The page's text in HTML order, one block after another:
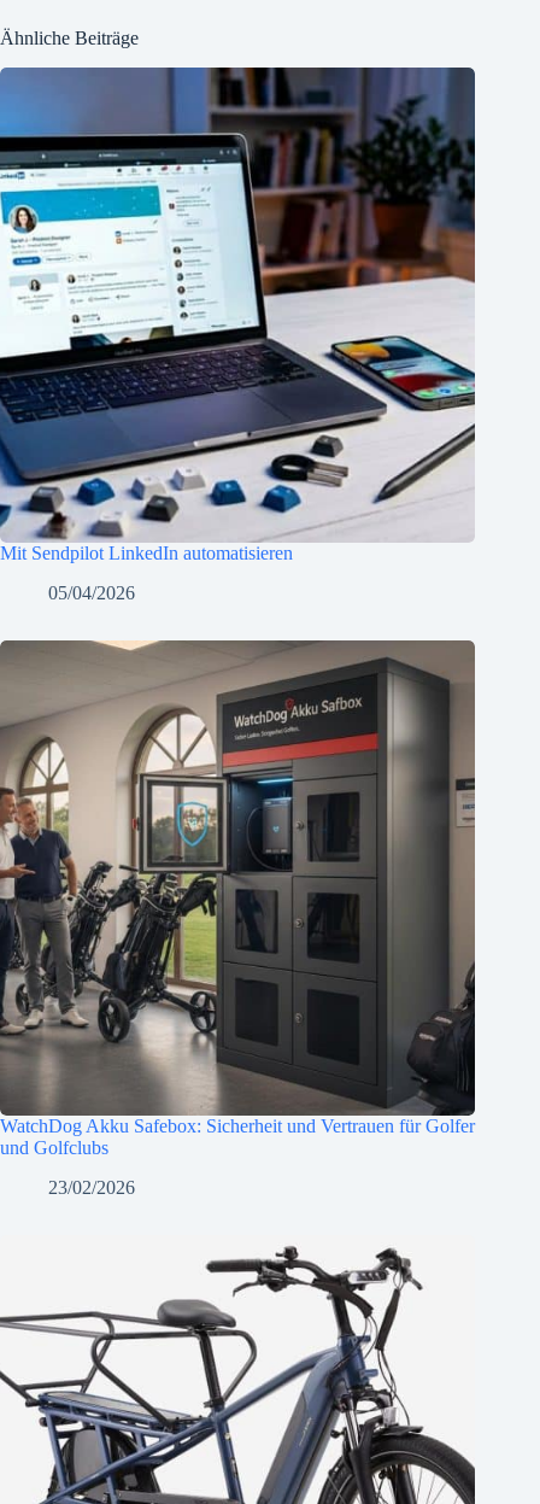
Ähnliche Beiträge
Mit Sendpilot LinkedIn automatisieren
05/04/2026
WatchDog Akku Safebox: Sicherheit und Vertrauen für Golfer
und Golfclubs
23/02/2026